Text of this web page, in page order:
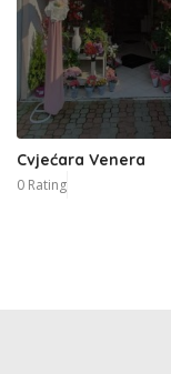
Cvjećara Venera
0 Rating